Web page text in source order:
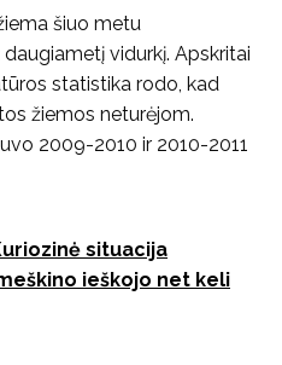
šiuo metu
vidurkį. Apskritai
statistika rodo, kad
žiemos neturėjom.
2009-2010 ir 2010-2011
situacija
ieškojo net keli